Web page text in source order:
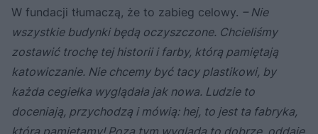
W fundacji tłumaczą, że to zabieg celowy. – Nie
wszystkie budynki będą oczyszczone. Chcieliśmy
zostawić trochę tej historii i farby, którą pamiętają
katowiczanie. Nie chcemy być tacy plastikowi, by
każda cegiełka wyglądała jak nowa. Ludzie to
doceniają, przychodzą i mówią: hej, to jest ta fabryka,
którą pamiętamy! Poza tym wygląda to dobrze, oddaje